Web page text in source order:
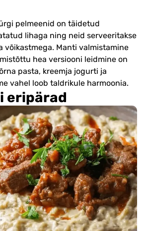
pelmeenid on täidetud
lihaga ning neid serveeritakse
võikastmega. Manti valmistamine
hea versiooni leidmine on
pasta, kreemja jogurti ja
vahel loob taldrikule harmoonia.
eripärad